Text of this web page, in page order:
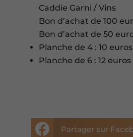
Caddie Garni / Vins
Bon d’achat de 100
Bon d’achat de 50
Planche de 4 : 10 euros
Planche de 6 : 12 euros
 Partager sur